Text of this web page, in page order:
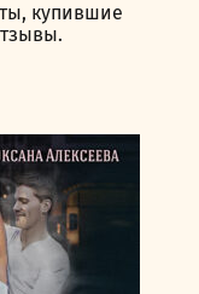
купившие